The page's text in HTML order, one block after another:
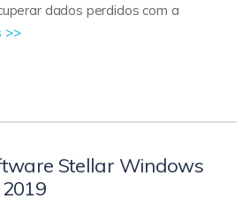
dados perdidos com a
>>
Stellar Windows